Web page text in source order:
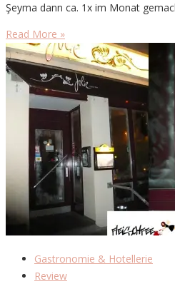
Şeyma dann ca. 1x im Monat
Read More »
Gastronomie & Hotellerie
Review